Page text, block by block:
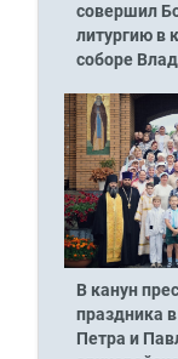
совершил
литургию в
соборе
В канун
праздника
Петра и